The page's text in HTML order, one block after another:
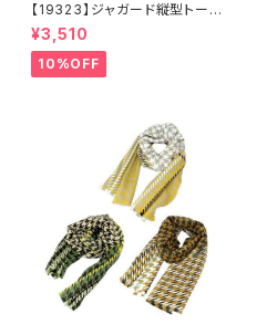
【19323】ジャガード縦型トート
【送料無料】トレンド トートバッ
グ ジャガードバッグ ジャガー
ド生地 花柄 グレーベージ
ュ アイボリー ライトグレー
¥3,510
10%OFF